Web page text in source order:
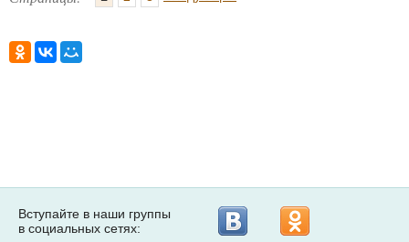
Вступайте в наши группы
в социальных сетях: